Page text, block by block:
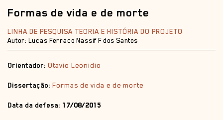
Formas de vida e de morte
LINHA DE PESQUISA TEORIA E HISTÓRIA DO PROJETO
Autor: Lucas Ferraco Nassif F dos Santos
Orientador: Otavio Leonidio
Dissertação: Formas de vida e de morte
Data da defesa: 17/08/2015